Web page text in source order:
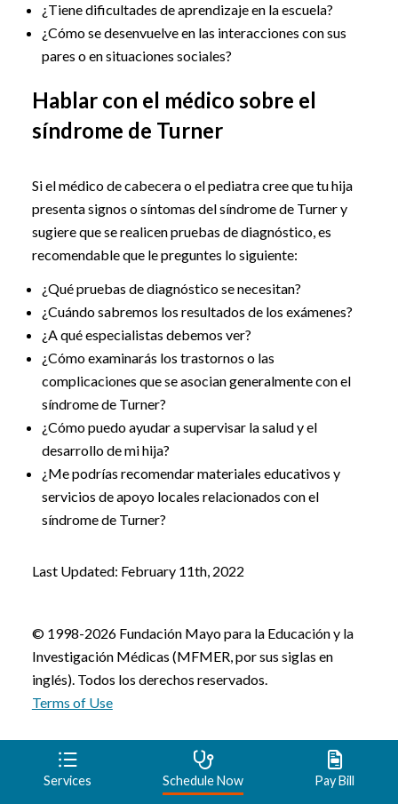
¿Tiene dificultades de aprendizaje en la escuela?
¿Cómo se desenvuelve en las interacciones con sus
pares o en situaciones sociales?
Hablar con el médico sobre el
síndrome de Turner
Si el médico de cabecera o el pediatra cree que tu hija
presenta signos o síntomas del síndrome de Turner y
sugiere que se realicen pruebas de diagnóstico, es
recomendable que le preguntes lo siguiente:
¿Qué pruebas de diagnóstico se necesitan?
¿Cuándo sabremos los resultados de los exámenes?
¿A qué especialistas debemos ver?
¿Cómo examinarás los trastornos o las
complicaciones que se asocian generalmente con el
síndrome de Turner?
¿Cómo puedo ayudar a supervisar la salud y el
desarrollo de mi hija?
¿Me podrías recomendar materiales educativos y
servicios de apoyo locales relacionados con el
síndrome de Turner?
Last Updated: February 11th, 2022
© 1998-2026 Fundación Mayo para la Educación y la
Investigación Médicas (MFMER, por sus siglas en
inglés). Todos los derechos reservados.
Terms of Use
Services Schedule Now Pay Bill